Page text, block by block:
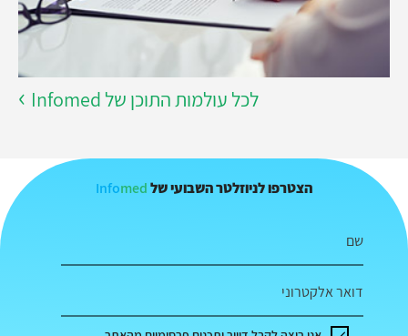
לכל עולמות התוכן של Infomed
הצטרפו לניוזלטר השבועי של Infomed
שם
דואר אלקטרוני